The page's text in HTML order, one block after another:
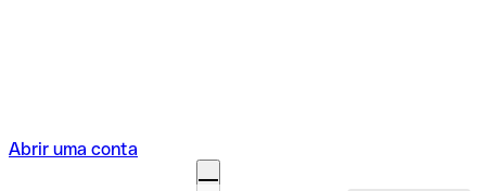
Abrir uma conta